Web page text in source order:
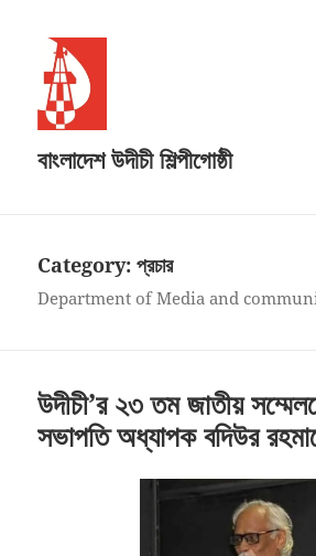
বাংলাদেশ উদীচী শিল্পীগোষ্ঠী
Category:প্রচার
Department of Media and
উদীচী’র ২৩ তম জাতীয়
সভাপতি অধ্যাপক বদিউর